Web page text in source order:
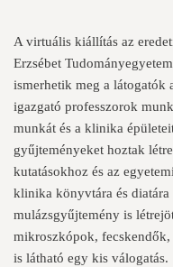
A virtuális kiállítás az
Erzsébet
ismerhetik meg a látogatók
igazgató professzorok
munkát és a klinika
gyűjteményeket hoztak
kutatásokhoz és az
klinika könyvtára és
mulázsgyűjtemény is
mikroszkópok,
is látható egy kis válogatás.